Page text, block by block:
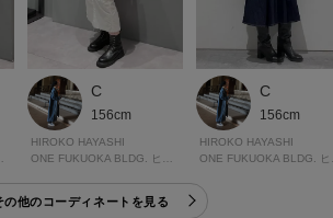
、外れる原因となりますのでご注意ください
良い場所で保管して下さい。
入っている詰め物などを入れていただきますと型
。
C
156cm
HIROKO HAYASHI
C
156cm
HIROKO HAYASHI
の他のコーディネートを見る